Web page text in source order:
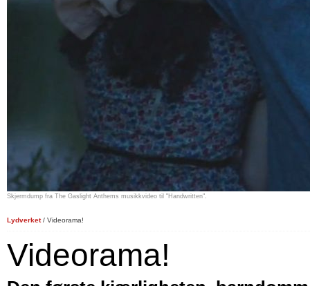
Skjermdump fra The Gaslight Anthems musikkvideo til "Handwritten".
Lydverket/ Videorama!
Videorama!